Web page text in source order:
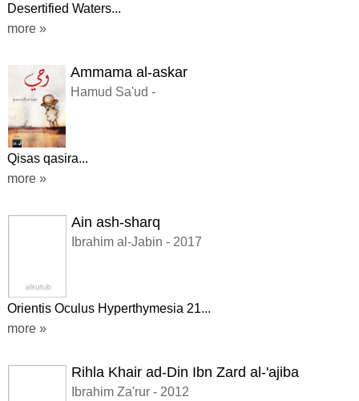
Desertified Waters...
more »
Ammama al-askar
Hamud Sa'ud -
Qisas qasira...
more »
Ain ash-sharq
Ibrahim al-Jabin - 2017
Orientis Oculus Hyperthymesia 21...
more »
Rihla Khair ad-Din Ibn Zard al-'ajiba
Ibrahim Za'rur - 2012